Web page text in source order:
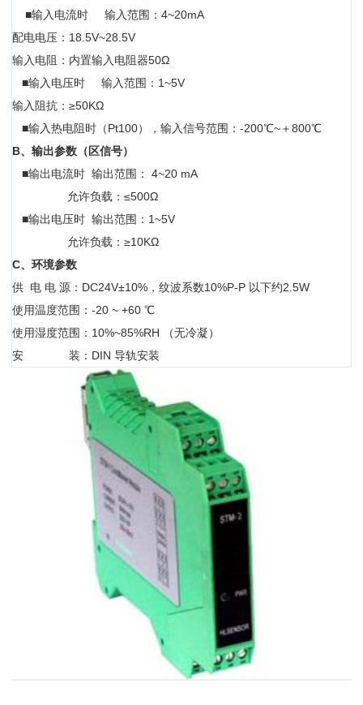
■输入电流时
输入范围：4~20mA
配电电压：18.5V~28.5V
输入电阻：内置输入电阻器50Ω
■输入电压时
输入范围：1~5V
输入阻抗：≥50KΩ
■输入热电阻时（Pt100），输入信号范围：-200℃~＋800℃
B、输出参数（区信号）
■输出电流时 输出范围： 4~20 mA
允许负载：≤500Ω
■输出电压时 输出范围：1~5V
允许负载：≥10KΩ
C、环境参数
供 电 电 源：DC24V±10%，纹波系数10%P-P 以下约2.5W
使用温度范围：-20 ~ +60 ℃
使用湿度范围：10%~85%RH （无冷凝）
安 装：DIN 导轨安装